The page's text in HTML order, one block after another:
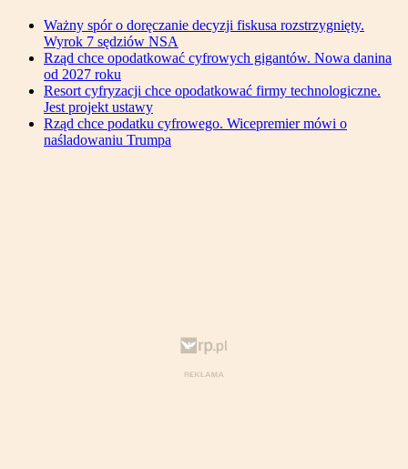
Ważny spór o doręczanie decyzji fiskusa rozstrzygnięty.
Wyrok 7 sędziów NSA
Rząd chce opodatkować cyfrowych gigantów. Nowa danina
od 2027 roku
Resort cyfryzacji chce opodatkować firmy technologiczne.
Jest projekt ustawy
Rząd chce podatku cyfrowego. Wicepremier mówi o
naśladowaniu Trumpa